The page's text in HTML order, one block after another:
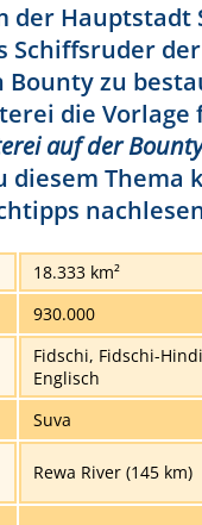
der Hauptstadt
Schiffsruder der
zu
die Vorlage
auf der
diesem Thema
18.333 km²
930.000
Fidschi, Fidschi-
Englisch
Suva
Rewa River (145 km)